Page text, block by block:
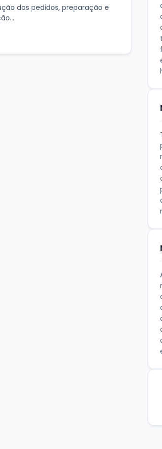
dos pedidos, preparação e